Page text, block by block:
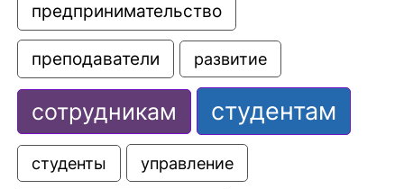
предпринимательство
преподаватели развитие
сотрудникам студентам
студенты управление